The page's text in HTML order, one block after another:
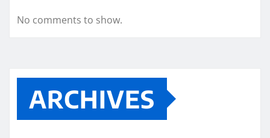
No comments to show.
ARCHIVES